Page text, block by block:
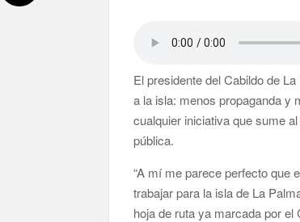
El presidente del Cabildo de
a la isla: menos propaganda y
cualquier iniciativa que sume
pública.
“A mí me parece perfecto que
trabajar para la isla de La
hoja de ruta ya marcada por